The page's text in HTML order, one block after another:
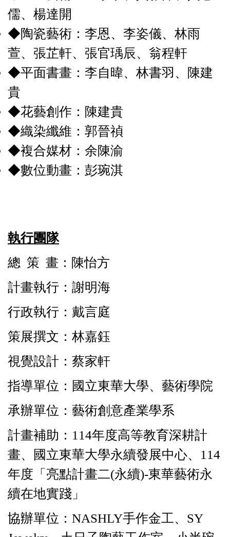
儒、楊達開
◆陶瓷藝術：李恩、李姿儀、林雨
萱、張芷軒、張官瑀辰、翁程軒
◆平面書畫：李自暐、林書羽、陳建
貴
◆花藝創作：陳建貴
◆織染纖維：郭晉禎
◆複合媒材：余陳渝
◆數位動畫：彭琬淇
執行團隊
總 策 畫：陳怡方
計畫執行：謝明海
行政執行：戴言庭
策展撰文：林嘉鈺
視覺設計：蔡家軒
指導單位：國立東華大學、藝術學院
承辦單位：藝術創意產業學系
計畫補助：114年度高等教育深耕計
畫、國立東華大學永續發展中心、114
年度「亮點計畫二(永續)-東華藝術永
續在地實踐」
協辦單位：NASHLY手作金工、SY